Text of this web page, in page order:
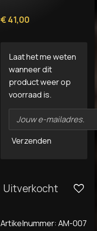
€ 41,00
Laat het me weten
wanneer dit
product weer op
voorraad is.
Verzenden
Uitverkocht
Artikelnummer: AM-007